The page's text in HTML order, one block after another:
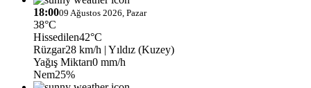
18:0009 Ağustos 2026, Pazar
38°C
Hissedilen42°C
Rüzgar28 km/h | Yıldız (Kuzey)
Yağış Miktarı0 mm/h
Nem25%